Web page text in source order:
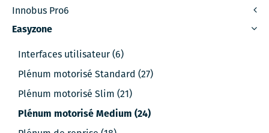
Innobus Pro6
Easyzone
Interfaces utilisateur (6)
Plénum motorisé Standard (27)
Plénum motorisé Slim (21)
Plénum motorisé Medium (24)